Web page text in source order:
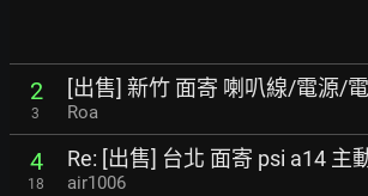
2
3
[出售] 新竹 面寄 喇叭線/電源/
Roa
4
18
Re: [出售] 台北 面寄 psi a14 主
air1006